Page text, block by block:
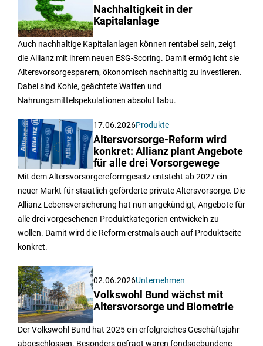
Nachhaltigkeit in der
Kapitalanlage
Auch nachhaltige Kapitalanlagen können rentabel sein, zeigt
die Allianz mit ihrem neuen ESG-Scoring. Damit ermöglicht sie
Altersvorsorgesparern, ökonomisch nachhaltig zu investieren.
Dabei sind Kohle, geächtete Waffen und
Nahrungsmittelspekulationen absolut tabu.
17.06.2026Produkte
Altersvorsorge-Reform wird
konkret: Allianz plant Angebote
für alle drei Vorsorgewege
Mit dem Altersvorsorgereformgesetz entsteht ab 2027 ein
neuer Markt für staatlich geförderte private Altersvorsorge. Die
Allianz Lebensversicherung hat nun angekündigt, Angebote für
alle drei vorgesehenen Produktkategorien entwickeln zu
wollen. Damit wird die Reform erstmals auch auf Produktseite
konkret.
02.06.2026Unternehmen
Volkswohl Bund wächst mit
Altersvorsorge und Biometrie
Der Volkswohl Bund hat 2025 ein erfolgreiches Geschäftsjahr
abgeschlossen. Besonders gefragt waren fondsgebundene